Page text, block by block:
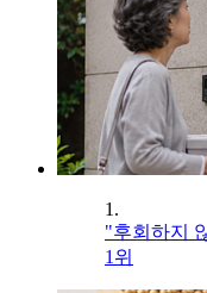
1.
"후회하지
1위